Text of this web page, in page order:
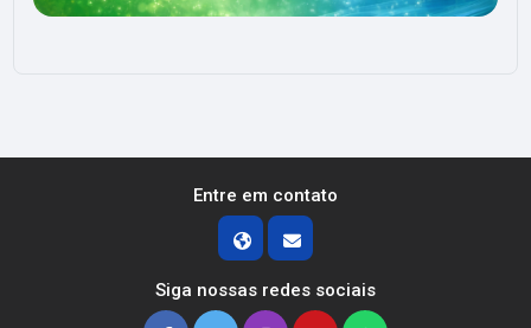
Entre em contato
Siga nossas redes sociais